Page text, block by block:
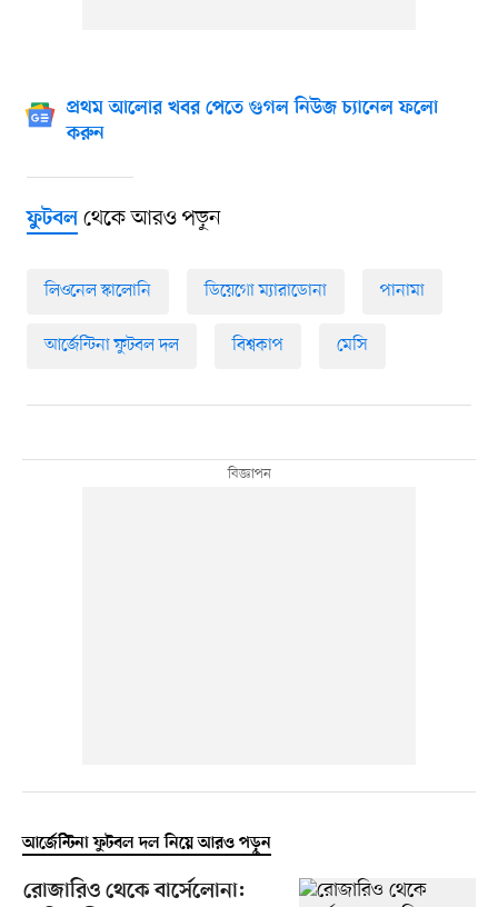
প্রথম আলোর খবর পেতে গুগল নিউজ চ্যানেল ফলো
করুন
ফুটবলথেকে আরও পড়ুন
লিওনেল স্কালোনি ডিয়েগো ম্যারাডোনা পানামা
আর্জেন্টিনা ফুটবল দল বিশ্বকাপ মেসি
আর্জেন্টিনা ফুটবল দল নিয়ে আরও পড়ুন
রোজারিও থেকে বার্সেলোনা: